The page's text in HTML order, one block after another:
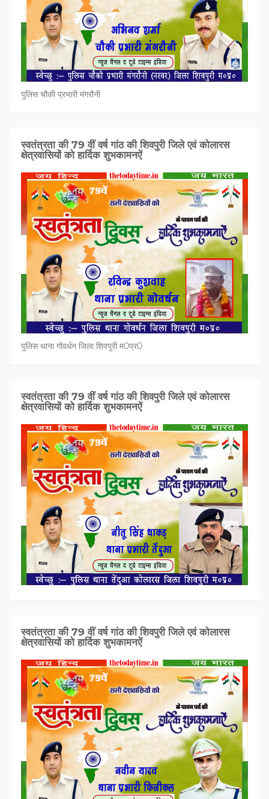
पुलिस चौकी प्रभारी मंगरौनी
स्वतंत्रता की 79 वीं वर्ष गांठ की शिवपुरी जिले एवं कोलारस
क्षेत्रवासियों को हार्दिक शुभकामनऐं
पुलिस थाना गोवर्धन जिला शिवपुरी म0प्र0
स्वतंत्रता की 79 वीं वर्ष गांठ की शिवपुरी जिले एवं कोलारस
क्षेत्रवासियों को हार्दिक शुभकामनऐं
स्वतंत्रता की 79 वीं वर्ष गांठ की शिवपुरी जिले एवं कोलारस
क्षेत्रवासियों को हार्दिक शुभकामनऐं